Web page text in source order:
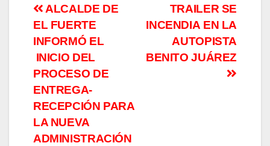
Navegación
de
entradas
TRAILER SE
INCENDIA EN LA
AUTOPISTA
BENITO JUÁREZ
ALCALDE DE
EL FUERTE
INFORMÓ EL
INICIO DEL
PROCESO DE
ENTREGA-
RECEPCIÓN PARA
LA NUEVA
ADMINISTRACIÓN